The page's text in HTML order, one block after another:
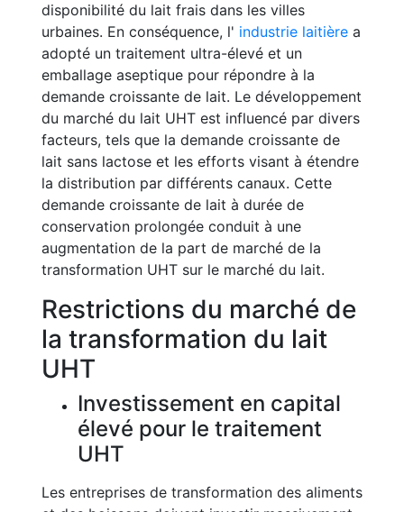
disponibilité du lait frais dans les villes
urbaines. En conséquence, l' industrie laitière a
adopté un traitement ultra-élevé et un
emballage aseptique pour répondre à la
demande croissante de lait. Le développement
du marché du lait UHT est influencé par divers
facteurs, tels que la demande croissante de
lait sans lactose et les efforts visant à étendre
la distribution par différents canaux. Cette
demande croissante de lait à durée de
conservation prolongée conduit à une
augmentation de la part de marché de la
transformation UHT sur le marché du lait.
Restrictions du marché de
la transformation du lait
UHT
Investissement en capital
élevé pour le traitement
UHT
Les entreprises de transformation des aliments